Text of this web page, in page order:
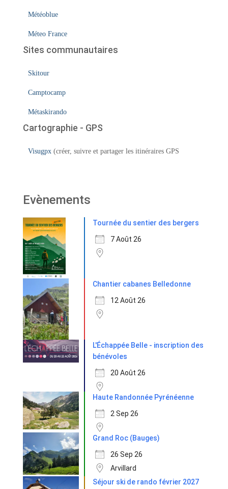
Météoblue
Méteo France
Sites communautaires
Skitour
Camptocamp
Métaskirando
Cartographie - GPS
Visugpx (créer, suivre et partager les itinéraires GPS
Evènements
Tournée du sentier des bergers
7 Août 26
Chantier cabanes Belledonne
12 Août 26
L'Échappée Belle - inscription des
bénévoles
20 Août 26
Haute Randonnée Pyrénéenne
2 Sep 26
Grand Roc (Bauges)
26 Sep 26
Arvillard
Séjour ski de rando février 2027